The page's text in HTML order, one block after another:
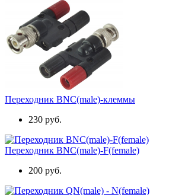
Переходник BNC(male)-клеммы
230 руб.
Переходник BNC(male)-F(female)
200 руб.